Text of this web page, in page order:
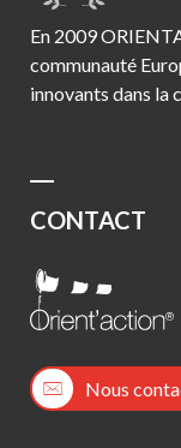
En 2009
communauté
innovants dans la
CONTACT
Nous